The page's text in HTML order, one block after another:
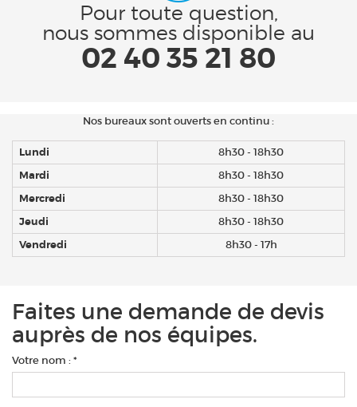
Pour toute question,
nous sommes disponible au
02 40 35 21 80
Nos bureaux sont ouverts en continu :
Lundi
8h30 - 18h30
Mardi
8h30 - 18h30
Mercredi
8h30 - 18h30
Jeudi
8h30 - 18h30
Vendredi
8h30 - 17h
Faites une demande de devis
auprès de nos équipes.
Votre nom : *